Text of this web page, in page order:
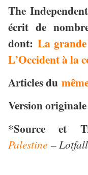
The
écrit de
dont: La
L’Occident à la
Articles du
Version
*Source et
Palestine –